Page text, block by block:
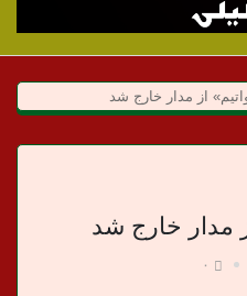
از مدار خارج شد
مدار خارج شد
۰